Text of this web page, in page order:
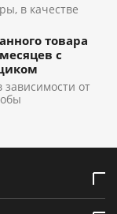
в качестве
товара
с
зависимости от